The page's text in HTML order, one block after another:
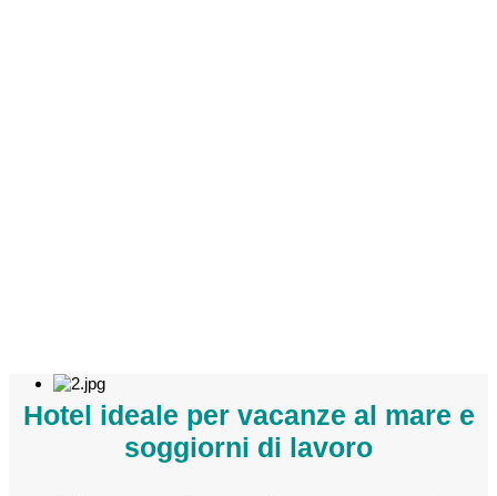
Hotel ideale per vacanze al mare e
soggiorni di lavoro